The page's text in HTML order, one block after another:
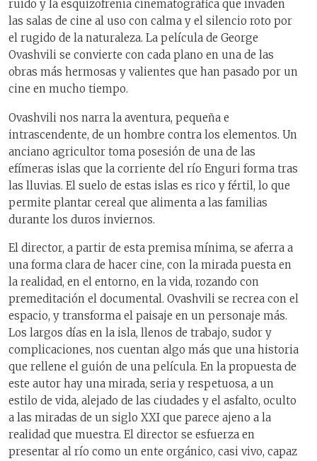
ruido y la esquizofrenia cinematográfica que invaden
las salas de cine al uso con calma y el silencio roto por
el rugido de la naturaleza. La película de George
Ovashvili se convierte con cada plano en una de las
obras más hermosas y valientes que han pasado por un
cine en mucho tiempo.
Ovashvili nos narra la aventura, pequeña e
intrascendente, de un hombre contra los elementos. Un
anciano agricultor toma posesión de una de las
efímeras islas que la corriente del río Enguri forma tras
las lluvias. El suelo de estas islas es rico y fértil, lo que
permite plantar cereal que alimenta a las familias
durante los duros inviernos.
El director, a partir de esta premisa mínima, se aferra a
una forma clara de hacer cine, con la mirada puesta en
la realidad, en el entorno, en la vida, rozando con
premeditación el documental. Ovashvili se recrea con el
espacio, y transforma el paisaje en un personaje más.
Los largos días en la isla, llenos de trabajo, sudor y
complicaciones, nos cuentan algo más que una historia
que rellene el guión de una película. En la propuesta de
este autor hay una mirada, seria y respetuosa, a un
estilo de vida, alejado de las ciudades y el asfalto, oculto
a las miradas de un siglo XXI que parece ajeno a la
realidad que muestra. El director se esfuerza en
presentar al río como un ente orgánico, casi vivo, capaz